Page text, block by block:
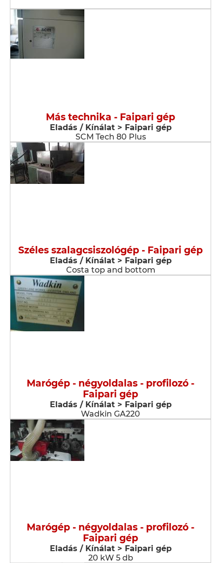
Más technika - Faipari gép
Eladás / Kínálat > Faipari gép
SCM Tech 80 Plus
Széles szalagcsiszológép - Faipari gép
Eladás / Kínálat > Faipari gép
Costa top and bottom
Marógép - négyoldalas - profilozó -
Faipari gép
Eladás / Kínálat > Faipari gép
Wadkin GA220
Marógép - négyoldalas - profilozó -
Faipari gép
Eladás / Kínálat > Faipari gép
20 kW 5 db